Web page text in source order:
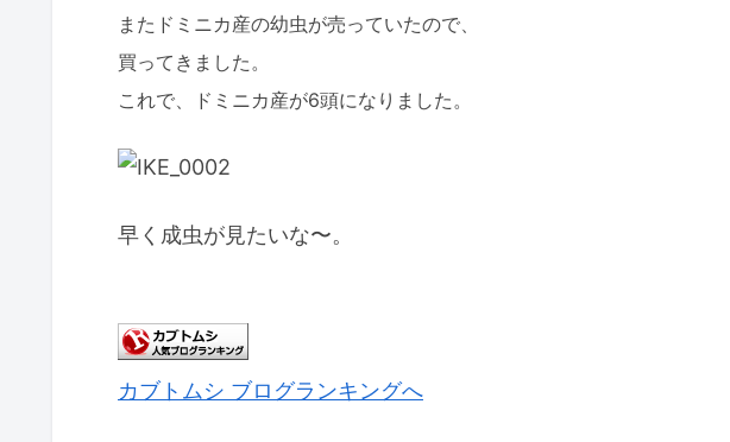
またドミニカ産の幼虫が売っていたので、
買ってきました。
これで、ドミニカ産が6頭になりました。
早く成虫が見たいな〜。
カブトムシ ブログランキングへ